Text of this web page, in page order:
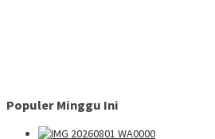
Populer Minggu Ini